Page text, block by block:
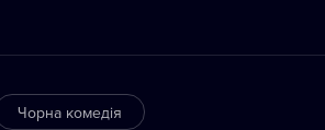
Чорна комедія